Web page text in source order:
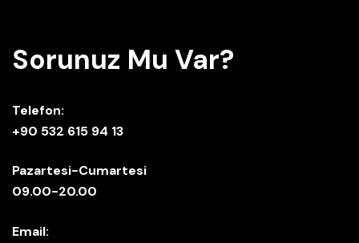
Sorunuz Mu Var?
Telefon:
+90 532 615 94 13
Pazartesi-Cumartesi
09.00-20.00
Email: